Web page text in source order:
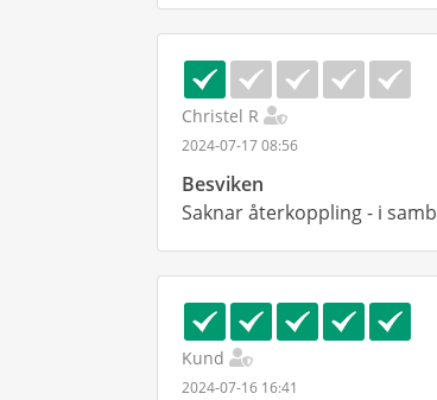
Christel R
2024-07-17 08:56
Besviken
Saknar återkoppling - i
Kund
2024-07-16 16:41